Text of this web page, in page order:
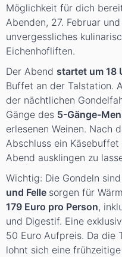
Möglichkeit für dich
Abenden, 27. Februar
unvergessliches
Eichenhofliften.
Der Abend startet um 18
Buffet an der Talstation.
der nächtlichen
Gänge des 5-Gänge-
erlesenen Weinen. Nach
Abschluss ein
Abend ausklingen zu
Wichtig: Die Gondeln
und Felle sorgen für
179 Euro pro Person,
und Digestif. Eine
50 Euro Aufpreis. Da die
lohnt sich eine frühzeitige